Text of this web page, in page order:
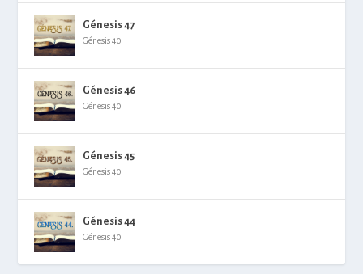
Génesis 47
Génesis 40
Génesis 46
Génesis 40
Génesis 45
Génesis 40
Génesis 44
Génesis 40